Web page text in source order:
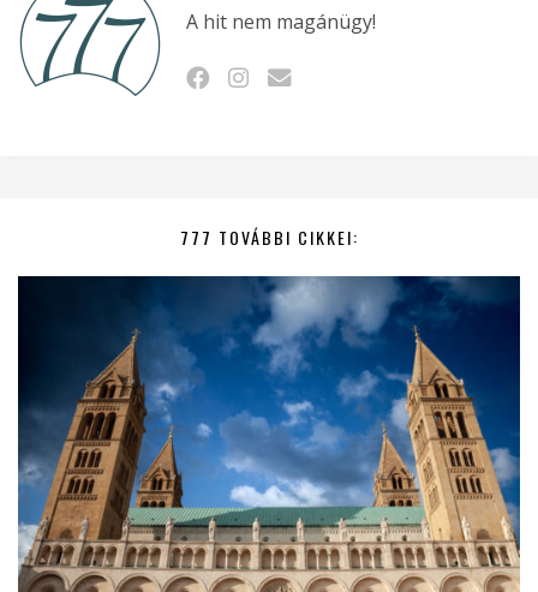
A hit nem magánügy!
777 TOVÁBBI CIKKEI: